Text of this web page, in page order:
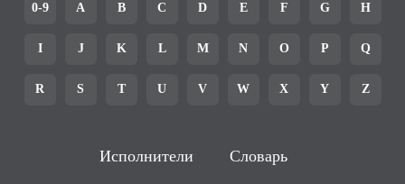
0-9 A B C D E F G H
I J K L M N O P Q
R S T U V W X Y Z
Исполнители Словарь